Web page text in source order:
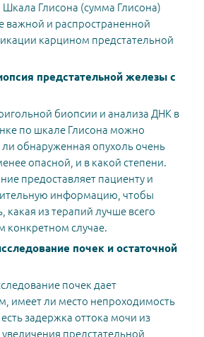
Глисона (сумма Глисона)
важной и распространенной
карцином предстательной
предстательной железы с
биопсии и анализа ДНК в
по шкале Глисона можно
ли обнаруженная опухоль очень
опасной, и в какой степени.
предоставляет пациенту и
информацию, чтобы
из терапий лучше всего
конкретном случае.
почек и остаточной
почек дает
имеет ли место непроходимость
задержка оттока мочи из
предстательной